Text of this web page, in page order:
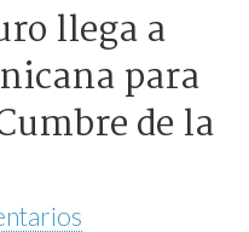
llega a
para
de la